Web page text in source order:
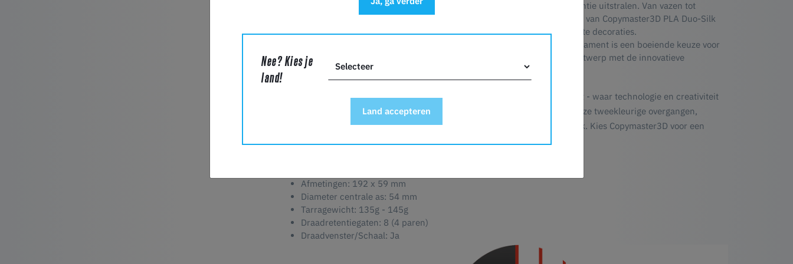
Innovaties in huisdecoratie:Creëer decoratieve voorwerpen die elegantie uitstralen. Van vazen tot
ornamenten, de zijdezachte afwerking en naadloze tweekleurige glans van Copymaster3D PLA Duo-Silk
Filament verbeteren de esthetische aantrekkingskracht van 3D-geprinte decoraties.
Of je nu lesgeeft of leert, ons Duo-Silk Filament is een boeiende keuze voor
educatieve projecten. Verken de wereld van materialen, kleuren en ontwerp met de innovatieve
tweekleurige zijde-afwerking.
Verhoog jouw 3D-printervaring met Copymaster3D PLA Duo-Silk Filament - waar technologie en creativiteit
samenkomen om prints te maken die echt buitengewoon zijn. Met naadloze tweekleurige overgangen,
luxueuze textuur en precisiedetaillering wordt elke laag een meesterwerk. Kies Copymaster3D voor een
Afmetingen: 192 x 59 mm
Diameter centrale as: 54 mm
Tarragewicht: 135g - 145g
Draadretentiegaten: 8 (4 paren)
Draadvenster/Schaal: Ja
Nee? Kies je
land!
Land accepteren